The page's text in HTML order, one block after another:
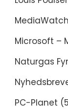
MediaWatch
Microsoft –
Naturgas
PC-Planet